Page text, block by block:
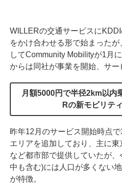
WILLERの交通サービスに
をかけ合わせる形で始まった
してCommunity Mobilityが1月
からは同社が事業を開始、サー
月額5000円で半径2km以内
Rの新モビリテ
昨年12月のサービス開始時点
エリアを追加しており、主に
など都市部で提供していたが
中も含む)には人口が多くない
が特徴。